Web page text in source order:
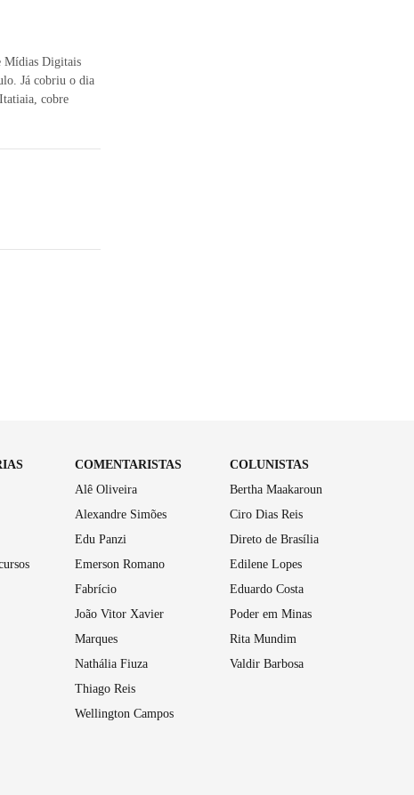
Mídias Digitais
Já cobriu o dia
cobre
COMENTARISTAS
Alê Oliveira
Alexandre Simões
Edu Panzi
Emerson Romano
Fabrício
João Vitor Xavier
Marques
Nathália Fiuza
Thiago Reis
Wellington Campos
COLUNISTAS
Bertha Maakaroun
Ciro Dias Reis
Direto de Brasília
Edilene Lopes
Eduardo Costa
Poder em Minas
Rita Mundim
Valdir Barbosa